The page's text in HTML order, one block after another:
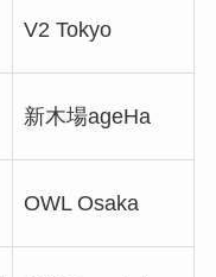
V2 Tokyo
新木場ageHa
OWL Osaka